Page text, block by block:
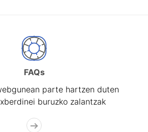
FAQs
parte hartzen duten
buruzko zalantzak